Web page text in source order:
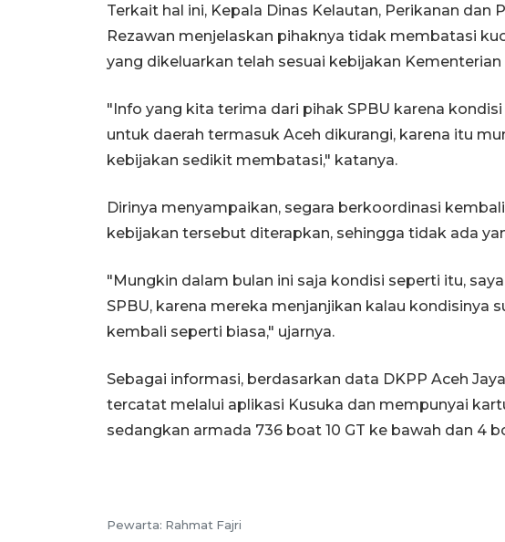
Terkait hal ini, Kepala Dinas Kelautan, Perikanan dan
Rezawan menjelaskan pihaknya tidak membatasi
yang dikeluarkan telah sesuai kebijakan
"Info yang kita terima dari pihak SPBU karena
untuk daerah termasuk Aceh dikurangi, karena itu
kebijakan sedikit membatasi," katanya.
Dirinya menyampaikan, segara berkoordinasi
kebijakan tersebut diterapkan, sehingga tidak ada
"Mungkin dalam bulan ini saja kondisi seperti itu,
SPBU, karena mereka menjanjikan kalau kondisinya
kembali seperti biasa," ujarnya.
Sebagai informasi, berdasarkan data DKPP Aceh
tercatat melalui aplikasi Kusuka dan mempunyai
sedangkan armada 736 boat 10 GT ke bawah dan 4
Pewarta: Rahmat Fajri